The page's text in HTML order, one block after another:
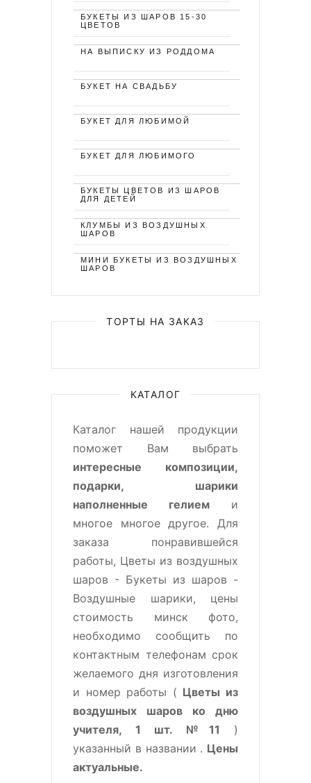
БУКЕТЫ ИЗ ШАРОВ 15-30
ЦВЕТОВ
НА ВЫПИСКУ ИЗ РОДДОМА
БУКЕТ НА СВАДЬБУ
БУКЕТ ДЛЯ ЛЮБИМОЙ
БУКЕТ ДЛЯ ЛЮБИМОГО
БУКЕТЫ ЦВЕТОВ ИЗ ШАРОВ
ДЛЯ ДЕТЕЙ
КЛУМБЫ ИЗ ВОЗДУШНЫХ
ШАРОВ
МИНИ БУКЕТЫ ИЗ ВОЗДУШНЫХ
ШАРОВ
ТОРТЫ НА ЗАКАЗ
КАТАЛОГ
Каталог нашей продукции
поможет Вам выбрать
интересные композиции,
подарки, шарики
наполненные гелием и
многое многое другое. Для
заказа понравившейся
работы, Цветы из воздушных
шаров - Букеты из шаров -
Воздушные шарики, цены
стоимость минск фото,
необходимо сообщить по
контактным телефонам срок
желаемого дня изготовления
и номер работы ( Цветы из
воздушных шаров ко дню
учителя, 1 шт. №11 )
указанный в названии . Цены
актуальные.